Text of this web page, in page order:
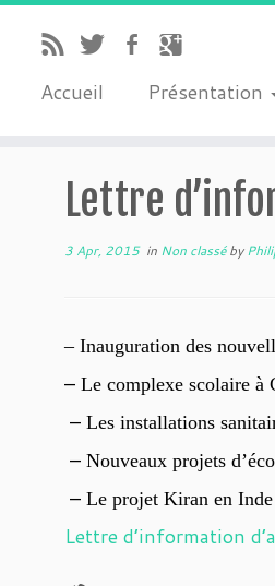
Accueil Présentation
Lettre
3 Apr, 2015in Non classéby
– Inauguration des
– Le complexe scolaire à
– Les installations
– Nouveaux projets
– Le projet Kiran en Inde
Lettre d’information